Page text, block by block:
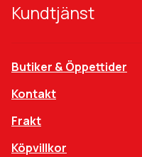
Kundtjänst
Butiker & Öppettider
Kontakt
Frakt
Köpvillkor